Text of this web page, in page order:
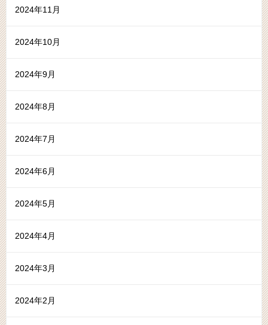
2024年11月
2024年10月
2024年9月
2024年8月
2024年7月
2024年6月
2024年5月
2024年4月
2024年3月
2024年2月